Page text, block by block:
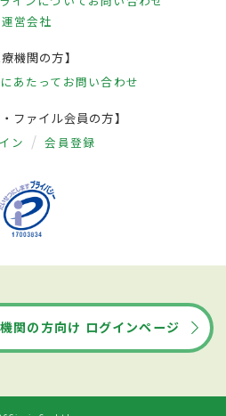
運営会社
療機関の方】
あたって お問い合わせ
ファイル会員の方】
ン 会員登録
関の方向け ログインページ